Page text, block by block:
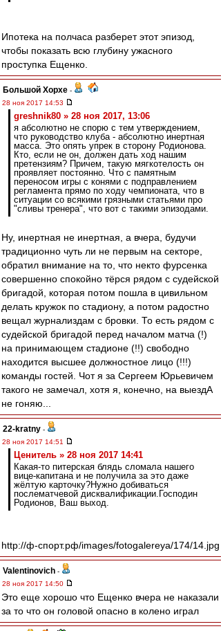
Ипотека на полчаса разберет этот эпизод,
чтобы показать всю глубину ужасного
проступка Ещенко.
Большой Хорхе -
28 ноя 2017 14:53
greshnik80 » 28 ноя 2017, 13:06
я абсолютно не спорю с тем утверждением,
что руководство клуба - абсолютно инертная
масса. Это опять упрек в сторону Родионова.
Кто, если не он, должен дать ход нашим
претензиям? Причем, такую мягкотелость он
проявляет постоянно. Что с памятным
переносом игры с конями с подправлением
регламента прямо по ходу чемпионата, что в
ситуации со всякими грязными статьями про
"сливы тренера", что вот с такими эпизодами.
Ну, инертная не инертная, а вчера, будучи
традиционно чуть ли не первым на секторе,
обратил внимание на то, что некто фурсенка
совершенно спокойно тёрся рядом с судейской
бригадой, которая потом пошла в цивильном
делать кружок по стадиону, а потом радостно
вещал журнализдам с бровки. То есть рядом с
судейской бригадой перед началом матча (!)
на принимающем стадионе (!!) свободно
находится высшее должностное лицо (!!!)
команды гостей. Чот я за Сергеем Юрьевичем
такого не замечал, хотя я, конечно, на выездА
не гоняю...
22-kratny -
28 ноя 2017 14:51
Ценитель » 28 ноя 2017 14:41
Какая-то питерская блядь сломала нашего
вице-капитана и не получила за это даже
жёлтую карточку?Нужно добиваться
послематчевой дисквалификации.Господин
Родионов, Ваш выход.
http://ф-спорт.рф/images/fotogalereya/174/14.jpg
Valentinovich -
28 ноя 2017 14:50
Это еще хорошо что Ещенко вчера не наказали
за то что он головой опасно в колено играл